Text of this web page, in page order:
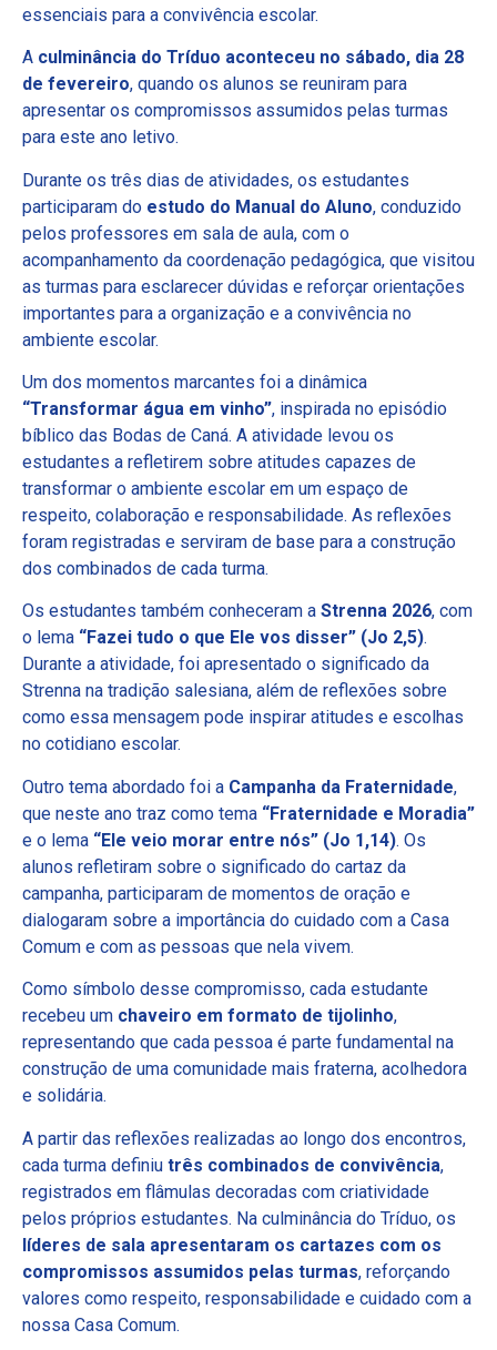
essenciais para a convivência escolar.
A culminância do Tríduo aconteceu no sábado, dia 28
de fevereiro, quando os alunos se reuniram para
apresentar os compromissos assumidos pelas turmas
para este ano letivo.
Durante os três dias de atividades, os estudantes
participaram do estudo do Manual do Aluno, conduzido
pelos professores em sala de aula, com o
acompanhamento da coordenação pedagógica, que visitou
as turmas para esclarecer dúvidas e reforçar orientações
importantes para a organização e a convivência no
ambiente escolar.
Um dos momentos marcantes foi a dinâmica
“Transformar água em vinho”, inspirada no episódio
bíblico das Bodas de Caná. A atividade levou os
estudantes a refletirem sobre atitudes capazes de
transformar o ambiente escolar em um espaço de
respeito, colaboração e responsabilidade. As reflexões
foram registradas e serviram de base para a construção
dos combinados de cada turma.
Os estudantes também conheceram a Strenna 2026, com
o lema “Fazei tudo o que Ele vos disser” (Jo 2,5).
Durante a atividade, foi apresentado o significado da
Strenna na tradição salesiana, além de reflexões sobre
como essa mensagem pode inspirar atitudes e escolhas
no cotidiano escolar.
Outro tema abordado foi a Campanha da Fraternidade,
que neste ano traz como tema “Fraternidade e Moradia”
e o lema “Ele veio morar entre nós” (Jo 1,14). Os
alunos refletiram sobre o significado do cartaz da
campanha, participaram de momentos de oração e
dialogaram sobre a importância do cuidado com a Casa
Comum e com as pessoas que nela vivem.
Como símbolo desse compromisso, cada estudante
recebeu um chaveiro em formato de tijolinho,
representando que cada pessoa é parte fundamental na
construção de uma comunidade mais fraterna, acolhedora
e solidária.
A partir das reflexões realizadas ao longo dos encontros,
cada turma definiu três combinados de convivência,
registrados em flâmulas decoradas com criatividade
pelos próprios estudantes. Na culminância do Tríduo, os
líderes de sala apresentaram os cartazes com os
compromissos assumidos pelas turmas, reforçando
valores como respeito, responsabilidade e cuidado com a
nossa Casa Comum.